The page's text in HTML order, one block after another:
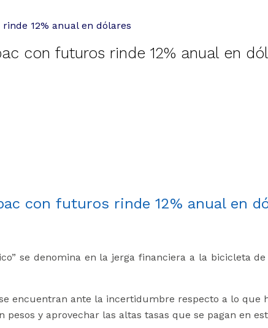
12% anual en dólares
con futuros rinde 12% anual en
con futuros rinde 12% anual en
se denomina en la jerga financiera a la bicicleta
encuentran ante la incertidumbre respecto a lo que
y aprovechar las altas tasas que se pagan en